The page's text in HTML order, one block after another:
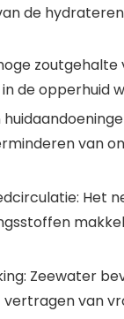
de
de opperhuid
van
Het
Zeewater
van